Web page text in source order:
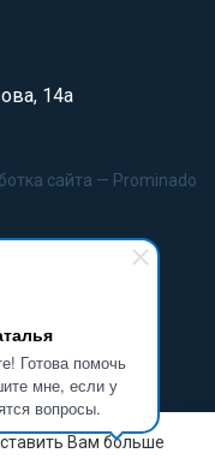
Готова помочь
мне, если у
вопросы.
14а
сайта — Prominado
Вам больше